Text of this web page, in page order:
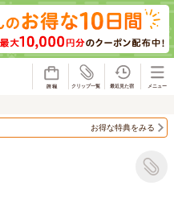
お得な特典をみる